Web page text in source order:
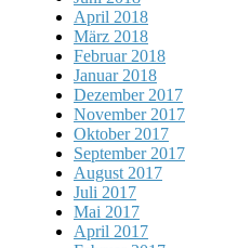
April 2018
März 2018
Februar 2018
Januar 2018
Dezember 2017
November 2017
Oktober 2017
September 2017
August 2017
Juli 2017
Mai 2017
April 2017